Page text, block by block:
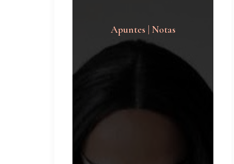
Apuntes | Notas